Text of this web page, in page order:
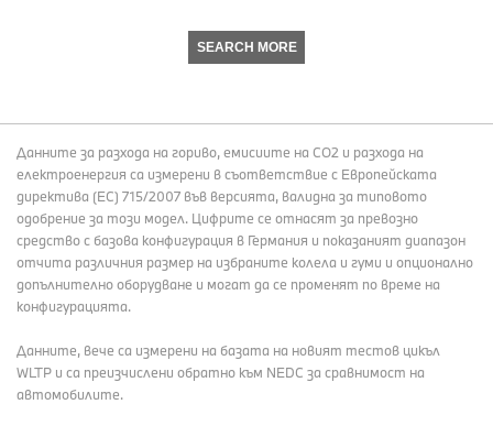
SEARCH MORE
Данните за разхода на гориво, емисиите на СО2 и разхода на
електроенергия са измерени в съответствие с Европейската
директива (EC) 715/2007 във версията, валидна за типовото
одобрение за този модел. Цифрите се отнасят за превозно
средство с базова конфигурация в Германия и показаният диапазон
отчита различния размер на избраните колела и гуми и опционално
допълнително оборудване и могат да се променят по време на
конфигурацията.
Данните, вече са измерени на базата на новият тестов цикъл
WLTP и са преизчислени обратно към NEDC за сравнимост на
автомобилите.